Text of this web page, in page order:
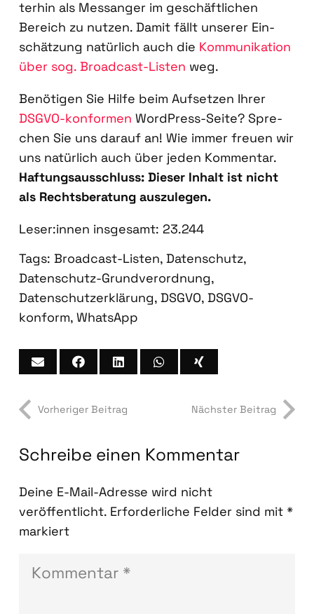
ter­hin als Mess­an­ger im geschäft­li­chen
Bereich zu nut­zen. Damit fällt unse­rer Ein­
schät­zung natür­lich auch die Kom­mu­ni­ka­ti­on
über sog. Broad­cast-Lis­ten weg.
Benö­ti­gen Sie Hil­fe beim Auf­set­zen Ihrer
DSGVO-kon­for­men Word­Press-Sei­te? Spre­
chen Sie uns dar­auf an! Wie immer freu­en wir
uns natür­lich auch über jeden Kom­men­tar.
Haf­tungs­aus­schluss: Die­ser Inhalt ist nicht
als Rechts­be­ra­tung aus­zu­le­gen.
Leser:innen ins­ge­samt: 23.244
Tags: Broadcast-Listen, Datenschutz,
Datenschutz-Grundverordnung,
Datenschutzerklärung, DSGVO, DSGVO-
konform, WhatsApp
Vorheriger Beitrag Nächster Beitrag
Schreibe einen Kommentar
Deine E-Mail-Adresse wird nicht
veröffentlicht. Erforderliche Felder sind mit *
markiert